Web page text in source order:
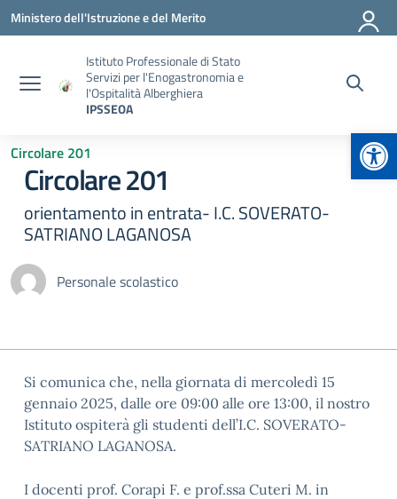
Vai ai contenuti
Vai al menu di navigazione
Vai al footer
Ministero dell'Istruzione e del Merito
Istituto Professionale di Stato
Servizi per l'Enogastronomia e
l'Ospitalità Alberghiera
IPSSEOA
Circolare 201
Circolare 201
orientamento in entrata- I.C. SOVERATO-
SATRIANO LAGANOSA
Personale scolastico
Si comunica che, nella giornata di mercoledì 15
gennaio 2025, dalle ore 09:00 alle ore 13:00, il nostro
Istituto ospiterà gli studenti dell’I.C. SOVERATO-
SATRIANO LAGANOSA.
I docenti prof. Corapi F. e prof.ssa Cuteri M. in